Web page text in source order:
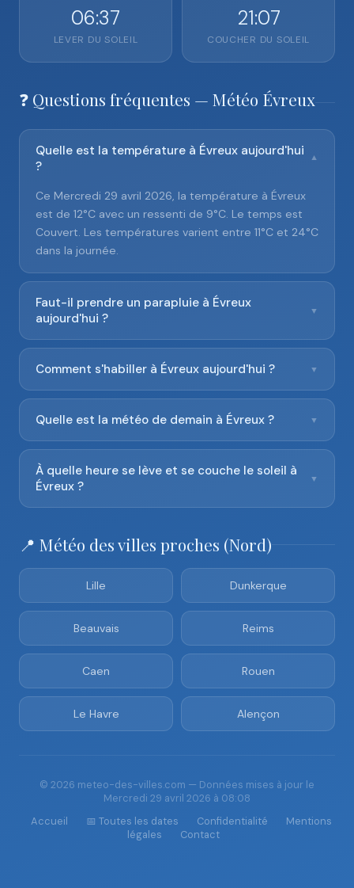
06:37
LEVER DU SOLEIL
21:07
COUCHER DU SOLEIL
❓ Questions fréquentes — Météo Évreux
Quelle est la température à Évreux aujourd'hui
?
▼
Ce Mercredi 29 avril 2026, la température à Évreux
est de 12°C avec un ressenti de 9°C. Le temps est
Couvert. Les températures varient entre 11°C et 24°C
dans la journée.
Faut-il prendre un parapluie à Évreux
aujourd'hui ?
▼
Comment s'habiller à Évreux aujourd'hui ? ▼
Quelle est la météo de demain à Évreux ? ▼
À quelle heure se lève et se couche le soleil à
Évreux ?
▼
📍 Météo des villes proches (Nord)
Lille Dunkerque
Beauvais Reims
Caen Rouen
Le Havre Alençon
© 2026 meteo-des-villes.com — Données mises à jour le
Mercredi 29 avril 2026 à 08:08
Accueil
📅 Toutes les dates Confidentialité
Mentions
légales
Contact